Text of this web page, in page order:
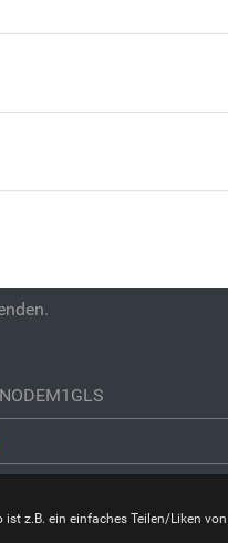
z.B. ein einfaches Teilen/Liken